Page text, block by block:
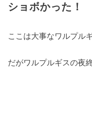
ショボかった！
ここは大事なワルプル
だがワルプルギスの夜